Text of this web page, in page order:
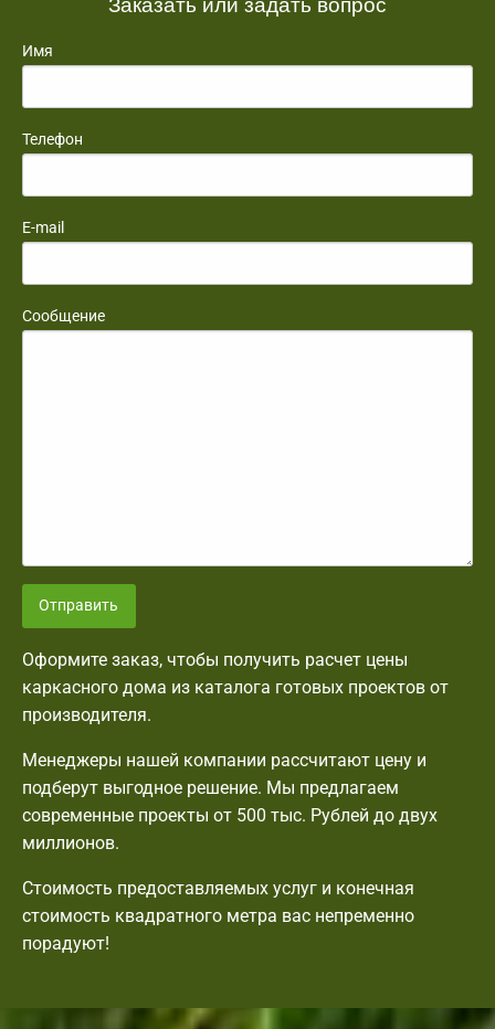
Имя
Телефон
E-mail
Сообщение
Отправить
Оформите заказ, чтобы получить расчет цены
каркасного дома из каталога готовых проектов от
производителя.
Менеджеры нашей компании рассчитают цену и
подберут выгодное решение. Мы предлагаем
современные проекты от 500 тыс. Рублей до двух
миллионов.
Стоимость предоставляемых услуг и конечная
стоимость квадратного метра вас непременно
порадуют!